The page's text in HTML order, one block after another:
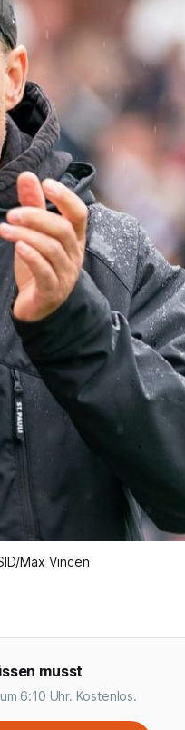
Max Vincen
musst
6:10 Uhr. Kostenlos.